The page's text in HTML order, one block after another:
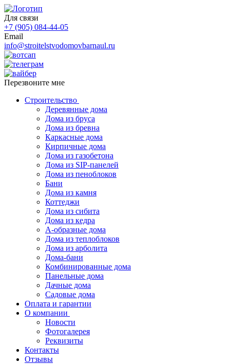
Для связи
+7 (905) 084-44-05
Email
info@stroitelstvodomovbarnaul.ru
Перезвоните мне
Строительство
Деревянные дома
Дома из бруса
Дома из бревна
Каркасные дома
Кирпичные дома
Дома из газобетона
Дома из SIP-панелей
Дома из пеноблоков
Бани
Дома из камня
Коттеджи
Дома из сибита
Дома из кедра
А-образные дома
Дома из теплоблоков
Дома из арболита
Дома-бани
Комбинированные дома
Панельные дома
Дачные дома
Садовые дома
Оплата и гарантии
О компании
Новости
Фотогалерея
Реквизиты
Контакты
Отзывы